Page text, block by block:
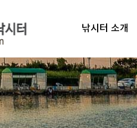
낚시터 소개